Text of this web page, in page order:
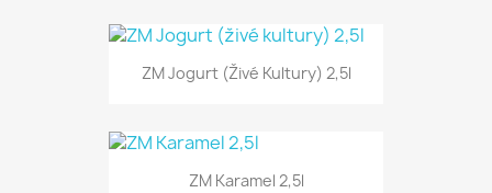
ZM Jogurt (živé Kultury) 2,5l
ZM Karamel 2,5l